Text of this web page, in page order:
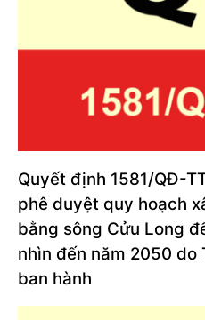
Quyết định 1581/QĐ-
phê duyệt quy hoạch
bằng sông Cửu Long
nhìn đến năm 2050 do
ban hành